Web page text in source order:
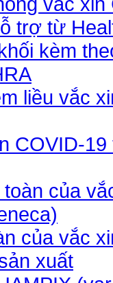
trợ từ
kèm
liều vắc
COVID-
của
của vắc
xuất